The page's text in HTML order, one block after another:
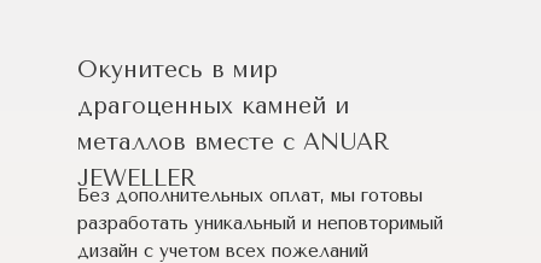
Окунитесь в мир
драгоценных камней и
металлов вместе с ANUAR
JEWELLER
Без дополнительных оплат, мы готовы
разработать уникальный и неповторимый
дизайн c учетом всех пожеланий